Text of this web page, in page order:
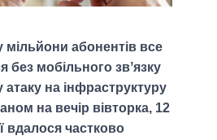
абонентів все
мобільного звʼязку
атаку на інфраструктуру
на вечір вівторка, 12
вдалося частково